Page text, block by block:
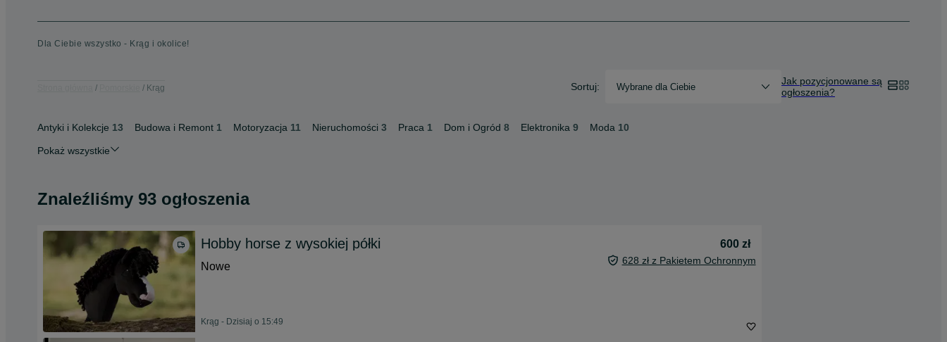
Dla Ciebie wszystko - Krąg i okolice!
Krąg Sortuj: Wybrane dla Ciebie
Jak pozycjonowane są
ogłoszenia?
Antyki i Kolekcje 13 Budowa i Remont 1 Motoryzacja 11 Nieruchomości 3 Praca 1 Dom i Ogród 8 Elektronika 9 Moda 10
Pokaż wszystkie
Znaleźliśmy 93 ogłoszenia
Hobby horse z wysokiej półki
600 zł
Nowe
628 zł z Pakietem Ochronnym
Krąg - Dzisiaj o 15:49